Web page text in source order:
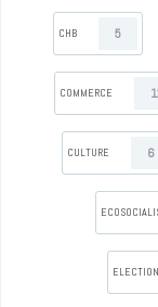
CHB 5
COMMERCE
CULTURE 6